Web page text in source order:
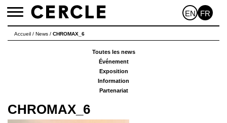
Toggle
EN FR
Accueil / News / CHROMAX_6
Toutes les news
Événement
Exposition
Information
Partenariat
CHROMAX_6